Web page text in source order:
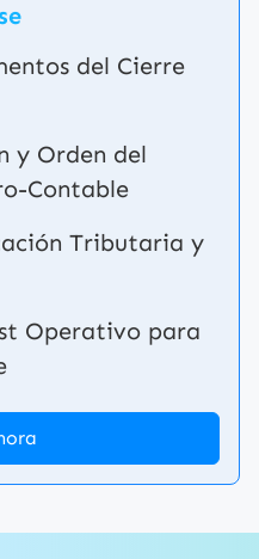
del Cierre
y Orden del
Contable
Tributaria y
Operativo para